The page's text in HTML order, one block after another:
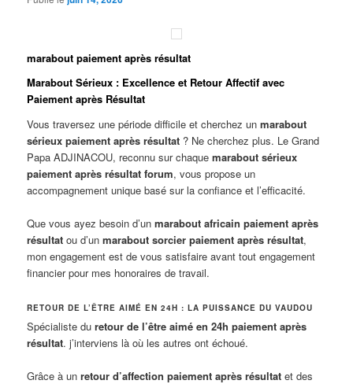
marabout paiement après résultat
Marabout Sérieux : Excellence et Retour Affectif avec
Paiement après Résultat
Vous traversez une période difficile et cherchez unmarabout
sérieux paiement après résultat ? Ne cherchez plus. Le Grand
Papa ADJINACOU, reconnu sur chaquemarabout sérieux
paiement après résultat forum, vous propose un
accompagnement unique basé sur la confiance et l’efficacité.
Que vous ayez besoin d’unmarabout africain paiement après
résultat ou d’unmarabout sorcier paiement après résultat,
mon engagement est de vous satisfaire avant tout engagement
financier pour mes honoraires de travail.
RETOUR DE L’ÊTRE AIMÉ EN 24H : LA PUISSANCE DU VAUDOU
Spécialiste duretour de l’être aimé en 24h paiement après
résultat. j’interviens là où les autres ont échoué.
Grâce à unretour d’affection paiement après résultat et des